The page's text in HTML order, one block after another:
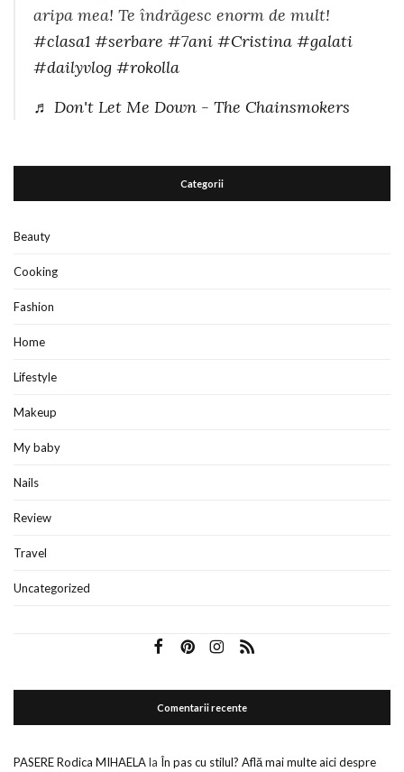
aripa mea! Te îndrăgesc enorm de mult!
#clasa1 #serbare #7ani #Cristina #galati
#dailyvlog #rokolla
♬ Don't Let Me Down - The Chainsmokers
Categorii
Beauty
Cooking
Fashion
Home
Lifestyle
Makeup
My baby
Nails
Review
Travel
Uncategorized
Comentarii recente
PASERE Rodica MIHAELAla În pas cu stilul? Află mai multe aici despre